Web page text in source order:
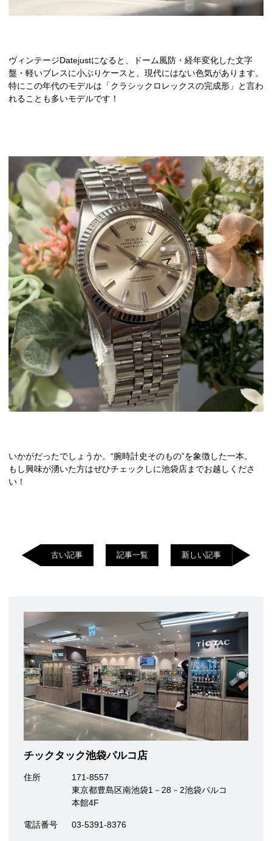
ヴィンテージDatejustになると、ドーム風防・経年変化した文字
盤・軽いブレスに小ぶりケースと、現代にはない色気があります。
特にこの年代のモデルは「クラシックロレックスの完成形」と言わ
れることも多いモデルです！
いかがだったでしょうか。“腕時計史そのもの”を象徴した一本。
もし興味が湧いた方はぜひチェックしに池袋店までお越しくださ
い！
古い記事 記事一覧 新しい記事
チックタック池袋パルコ店
住所
171-8557
東京都豊島区南池袋1－28－2池袋パルコ
本館4F
電話番号 03-5391-8376